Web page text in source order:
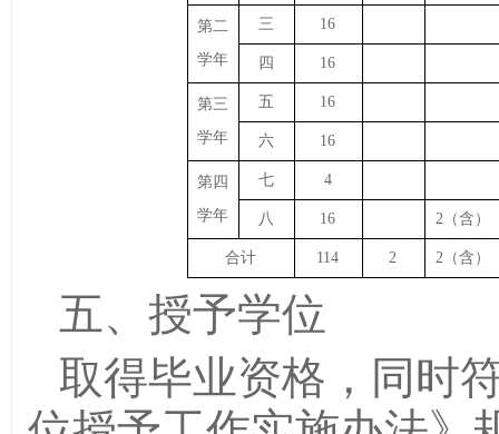
第二
学年
三 16
四 16
第三
学年
五 16
六 16
第四
学年
七 4
八 16 2（含）
合计 114 2 2（含）
五、授予学位
取得毕业资格，同时